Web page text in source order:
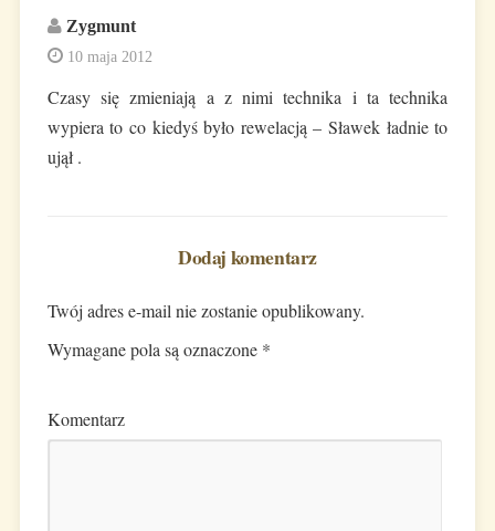
Zygmunt
10 maja 2012
Czasy się zmieniają a z nimi technika i ta technika
wypiera to co kiedyś było rewelacją – Sławek ładnie to
ujął .
Dodaj komentarz
Twój adres e-mail nie zostanie opublikowany.
Wymagane pola są oznaczone *
Komentarz